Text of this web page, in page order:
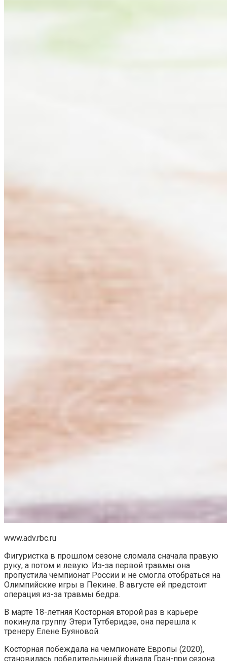
www.adv.rbc.ru
Фигуристка в прошлом сезоне сломала сначала правую
руку, а потом и левую. Из-за первой травмы она
пропустила чемпионат России и не смогла отобраться на
Олимпийские игры в Пекине. В августе ей предстоит
операция из-за травмы бедра.
В марте 18-летняя Косторная второй раз в карьере
покинула группу Этери Тутберидзе, она перешла к
тренеру Елене Буяновой.
Косторная побеждала на чемпионате Европы (2020),
становилась победительницей финала Гран-при сезона